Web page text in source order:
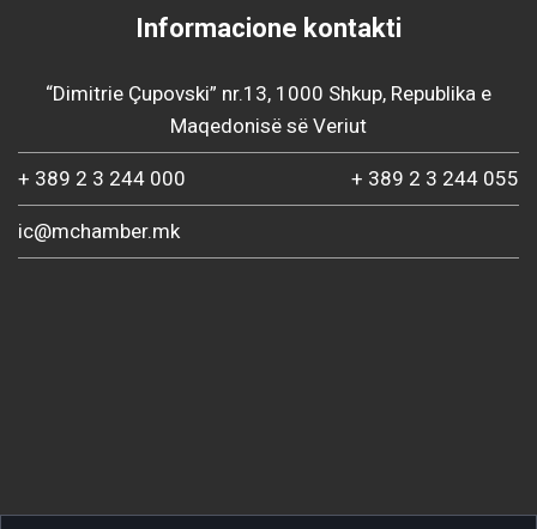
Informacione kontakti
“Dimitrie Çupovski” nr.13, 1000 Shkup, Republika e
Maqedonisë së Veriut
+ 389 2 3 244 000 + 389 2 3 244 055
ic@mchamber.mk